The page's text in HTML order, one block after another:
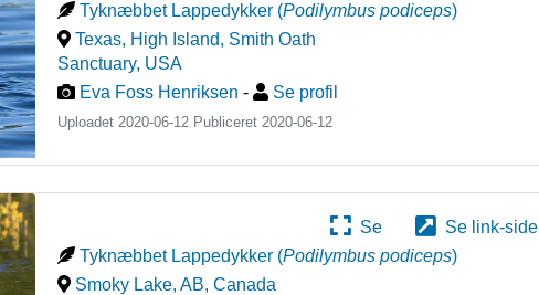
Tyknæbbet Lappedykker (Podilymbus podiceps)
Texas, High Island, Smith Oath
Sanctuary, USA
Eva Foss Henriksen - Se profil
Uploadet 2020-06-12 Publiceret2020-06-12
Se
Se link-side
Tyknæbbet Lappedykker (Podilymbus podiceps)
Smoky Lake, AB,Canada